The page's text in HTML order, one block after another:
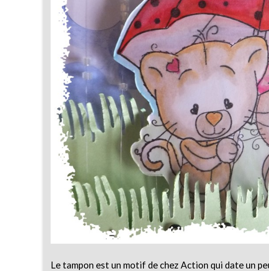
Le tampon est un motif de chez Action qui date un